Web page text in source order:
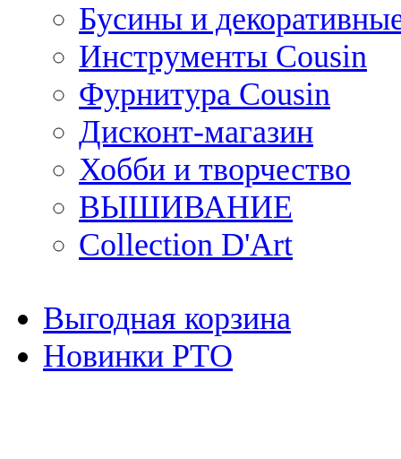
Бусины и
Инструменты Cousin
Фурнитура Cousin
Дисконт-магазин
Хобби и творчество
ВЫШИВАНИЕ
Collection D'Art
Выгодная корзина
Новинки РТО